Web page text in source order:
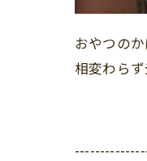
おやつの
相変わら